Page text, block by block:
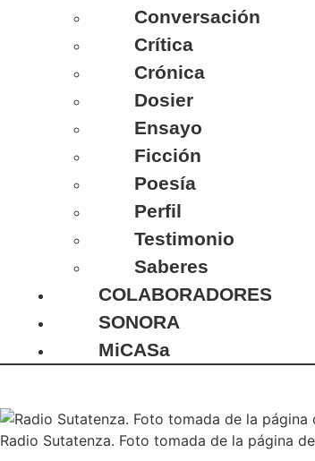
Conversación
Crítica
Crónica
Dosier
Ensayo
Ficción
Poesía
Perfil
Testimonio
Saberes
COLABORADORES
SONORA
MiCASa
Radio Sutatenza. Foto tomada de la página